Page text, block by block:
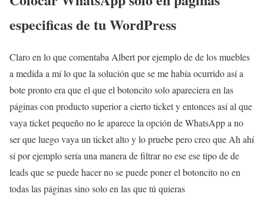
especificas de tu WordPress
Claro en lo que comentaba Albert por ejemplo de de los muebles
a medida a mí lo que la solución que se me había ocurrido así a
bote pronto era que el que el botoncito solo apareciera en las
páginas con producto superior a cierto ticket y entonces así al que
vaya ticket pequeño no le aparece la opción de WhatsApp a no
ser que luego vaya un ticket alto y lo pruebe pero creo que Ah ahí
sí por ejemplo sería una manera de filtrar no ese ese tipo de de
leads que se puede hacer no se puede poner el botoncito no en
todas las páginas sino solo en las que tú quieras